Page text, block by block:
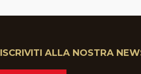
ISCRIVITI ALLA NOSTRA